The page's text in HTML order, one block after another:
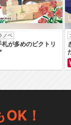
ノベ
札が多めのビクトリ
！